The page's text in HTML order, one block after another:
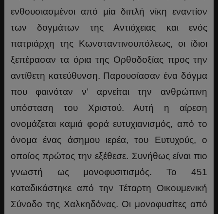
ενθουσιασμένοι από μία διπλή νίκη εναντίον
των δογμάτων της Αντιόχειας και ενός
πατριάρχη της Κωνσταντινουπόλεως, οι ίδιοι
ξεπέρασαν τα όρια της Ορθοδοξίας προς την
αντίθετη κατεύθυνση. Παρουσίασαν ένα δόγμα
που φαινόταν ν’ αρνείται την ανθρώπινη
υπόσταση του Χριστού. Αυτή η αίρεση
ονομάζεται καμιά φορά ευτυχιανισμός, από το
όνομα ένας άσημου ιερέα, του Ευτυχούς, ο
οποίος πρώτος την εξέθεσε. Συνήθως είναι πιο
γνωστή ως μονοφυσιτισμός. Το 451
καταδικάστηκε από την Τέταρτη Οικουμενική
Σύνοδο της Χαλκηδόνας. Οι μονοφυσίτες από